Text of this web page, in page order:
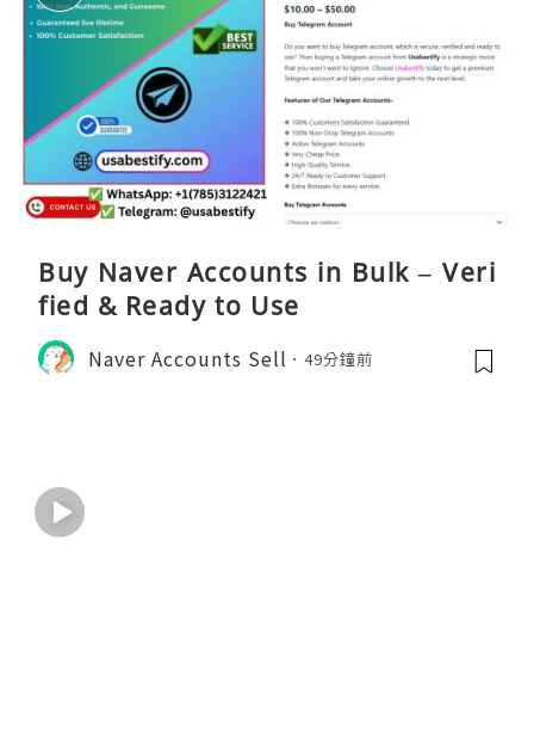
Buy Naver Accounts in Bulk – Veri
fied & Ready to Use
Naver Accounts Sell 49分鐘前